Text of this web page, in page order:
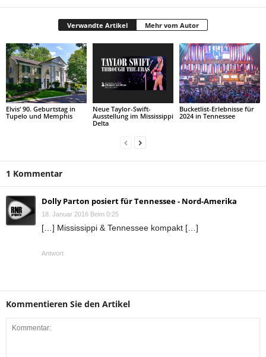
Verwandte Artikel Mehr vom Autor
Elvis‘ 90. Geburtstag in
Tupelo und Memphis
Neue Taylor-Swift-
Ausstellung im Mississippi
Delta
Bucketlist-Erlebnisse für
2024 in Tennessee
1 Kommentar
Dolly Parton posiert für Tennessee - Nord-Amerika
18. Januar 2016 Beim 0:25
[…] Mississippi & Tennessee kompakt […]
Antwort
Kommentieren Sie den Artikel